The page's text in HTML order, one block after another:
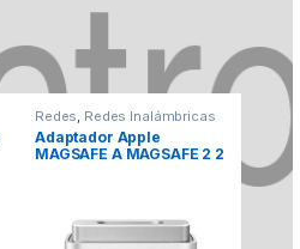
Redes Redes Inalámbricas
Adaptador Apple
MAGSAFE A MAGSAFE 2 2